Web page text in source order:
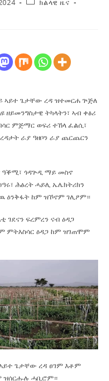
ክልላዊ ዜና
ኣይተ ጌታቸው ረዳ ዝተመርሐ ጕጅለ
ዘይመንግስታዊ ትካላትን፣ ኣብ ቀፅሪ
ምጅማር ወፍሪ ተኸላ ፈልሲ፣
ራያ ዓዘቦን ራያ ጨርጨርን
ዓቕሚ፣ ጎዳጕዲ ማይ መስኖ
ሕፅረት ሓይሊ ኤሌክትሪክን
ዕንቅፋት ከም ዝኾኖም ገሊፆም።
ፍረምረን ናብ ዕዳጋ
ምትእስሳር ዕዳጋ ከም ዝገጠሞም
ጌታቸው ረዳ ፀገም እቶም
ዝሰርሑሉ ሓቢሮም።